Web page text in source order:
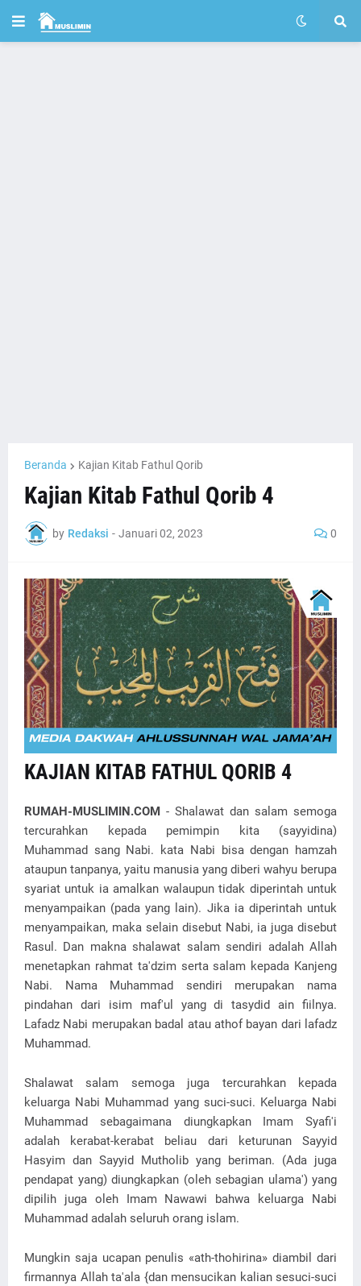
Beranda Kajian Kitab Fathul Qorib
Kajian Kitab Fathul Qorib 4
by Redaksi - Januari 02, 2023 0
KAJIAN KITAB FATHUL QORIB 4
RUMAH-MUSLIMIN.COM - Shalawat dan salam semoga
tercurahkan kepada pemimpin kita (sayyidina)
Muhammad sang Nabi. kata Nabi bisa dengan hamzah
ataupun tanpanya, yaitu manusia yang diberi wahyu berupa
syariat untuk ia amalkan walaupun tidak diperintah untuk
menyampaikan (pada yang lain). Jika ia diperintah untuk
menyampaikan, maka selain disebut Nabi, ia juga disebut
Rasul. Dan makna shalawat salam sendiri adalah Allah
menetapkan rahmat ta'dzim serta salam kepada Kanjeng
Nabi. Nama Muhammad sendiri merupakan nama
pindahan dari isim maf'ul yang di tasydid ain fiilnya.
Lafadz Nabi merupakan badal atau athof bayan dari lafadz
Muhammad.
Shalawat salam semoga juga tercurahkan kepada
keluarga Nabi Muhammad yang suci-suci. Keluarga Nabi
Muhammad sebagaimana diungkapkan Imam Syafi'i
adalah kerabat-kerabat beliau dari keturunan Sayyid
Hasyim dan Sayyid Mutholib yang beriman. (Ada juga
pendapat yang) diungkapkan (oleh sebagian ulama') yang
dipilih juga oleh Imam Nawawi bahwa keluarga Nabi
Muhammad adalah seluruh orang islam.
Mungkin saja ucapan penulis «ath-thohirina» diambil dari
firmannya Allah ta'ala {dan mensucikan kalian sesuci-suci